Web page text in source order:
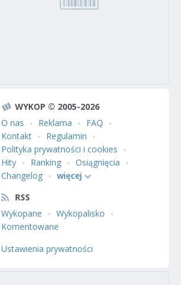
WYKOP © 2005-2026
O nas
Reklama
FAQ
Kontakt
Regulamin
Polityka prywatności i cookies
Hity
Ranking
Osiągnięcia
Changelog
więcej
RSS
Wykopane
Wykopalisko
Komentowane
Ustawienia prywatności